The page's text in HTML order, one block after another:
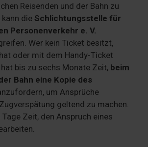
Reisenden und der Bahn zu
kann die Schlichtungsstelle für
Personenverkehr e. V.
Wer kein Ticket besitzt,
oder mit dem Handy-Ticket
bis zu sechs Monate Zeit, beim
Bahn eine Kopie des
um Ansprüche
geltend zu machen.
Tage Zeit, den Anspruch eines